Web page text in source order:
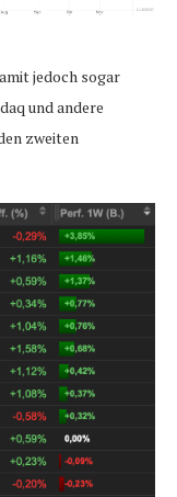
jedoch sogar
und andere
zweiten